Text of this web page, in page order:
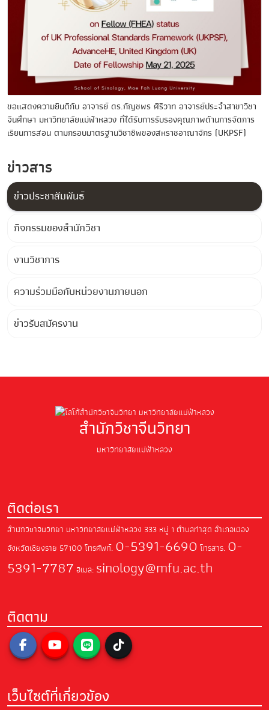
ขอแสดงความยินดีกับ อาจารย์ ดร.กัญชพร ศิริวาท อาจารย์ประจำสาขาวิชา
จีนศึกษา มหาวิทยาลัยแม่ฟ้าหลวง ที่ได้รับการรับรองคุณภาพด้านการจัดการ
เรียนการสอน ตามกรอบมาตรฐานวิชาชีพของสหราชอาณาจักร (UKPSF)
ข่าวสาร
ข่าวประชาสัมพันธ์
กิจกรรมของสำนักวิชา
งานวิชาการ
ความร่วมมือกับหน่วยงานภายนอก
ข่าวรับสมัครงาน
สำนักวิชาจีนวิทยา
มหาวิทยาลัยแม่ฟ้าหลวง
ติดต่อเรา
สำนักวิชาจีนวิทยา มหาวิทยาลัยแม่ฟ้าหลวง 333 หมู่ 1 ตำบลท่าสุด อำเภอเมือง
จังหวัดเชียงราย 57100 โทรศัพท์. 0-5391-6690 โทรสาร. 0-
5391-7787 อีเมล: sinology@mfu.ac.th
ติดตาม
เว็บไซต์ที่เกี่ยวข้อง